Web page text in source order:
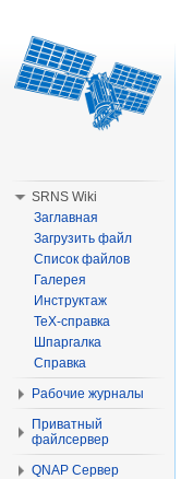
SRNS Wiki
Заглавная
Загрузить файл
Список файлов
Галерея
Инструктаж
TeX-справка
Шпаргалка
Справка
Рабочие журналы
Приватный
файлсервер
QNAP Сервер